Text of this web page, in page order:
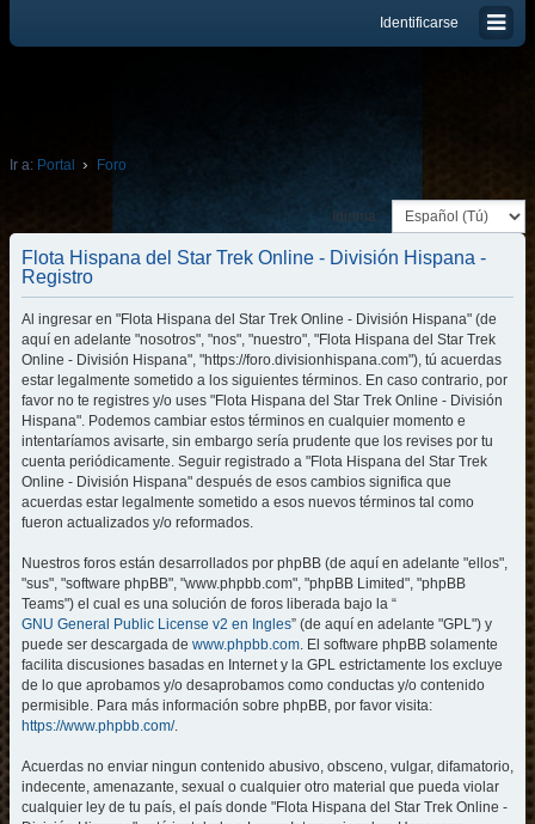
Identificarse
Ir a: Portal Foro
Idioma:
Flota Hispana del Star Trek Online - División Hispana -
Registro
Al ingresar en "Flota Hispana del Star Trek Online - División Hispana" (de
aquí en adelante "nosotros", "nos", "nuestro", "Flota Hispana del Star Trek
Online - División Hispana", "https://foro.divisionhispana.com"), tú acuerdas
estar legalmente sometido a los siguientes términos. En caso contrario, por
favor no te registres y/o uses "Flota Hispana del Star Trek Online - División
Hispana". Podemos cambiar estos términos en cualquier momento e
intentaríamos avisarte, sin embargo sería prudente que los revises por tu
cuenta periódicamente. Seguir registrado a "Flota Hispana del Star Trek
Online - División Hispana" después de esos cambios significa que
acuerdas estar legalmente sometido a esos nuevos términos tal como
fueron actualizados y/o reformados.
Nuestros foros están desarrollados por phpBB (de aquí en adelante "ellos",
"sus", "software phpBB", "www.phpbb.com", "phpBB Limited", "phpBB
Teams") el cual es una solución de foros liberada bajo la “
GNU General Public License v2 en Ingles” (de aquí en adelante "GPL") y
puede ser descargada de www.phpbb.com. El software phpBB solamente
facilita discusiones basadas en Internet y la GPL estrictamente los excluye
de lo que aprobamos y/o desaprobamos como conductas y/o contenido
permisible. Para más información sobre phpBB, por favor visita:
https://www.phpbb.com/.
Acuerdas no enviar ningun contenido abusivo, obsceno, vulgar, difamatorio,
indecente, amenazante, sexual o cualquier otro material que pueda violar
cualquier ley de tu país, el país donde "Flota Hispana del Star Trek Online -